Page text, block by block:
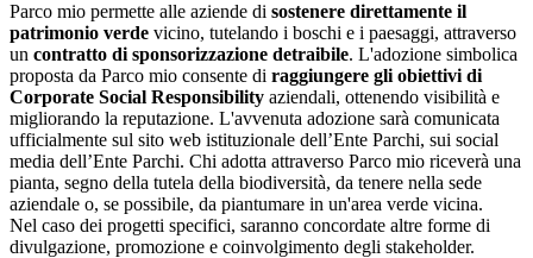
Parco mio permette alle aziende di sostenere direttamente il
patrimonio verde vicino, tutelando i boschi e i paesaggi, attraverso
un contratto di sponsorizzazione detraibile. L'adozione simbolica
proposta da Parco mio consente di raggiungere gli obiettivi di
Corporate Social Responsibility aziendali, ottenendo visibilità e
migliorando la reputazione. L'avvenuta adozione sarà comunicata
ufficialmente sul sito web istituzionale dell’Ente Parchi, sui social
media dell’Ente Parchi. Chi adotta attraverso Parco mio riceverà una
pianta, segno della tutela della biodiversità, da tenere nella sede
aziendale o, se possibile, da piantumare in un'area verde vicina.
Nel caso dei progetti specifici, saranno concordate altre forme di
divulgazione, promozione e coinvolgimento degli stakeholder.